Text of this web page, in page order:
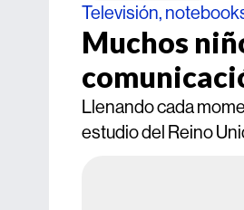
Televisión,
Muchos
Llenando cada
estudio del Reino